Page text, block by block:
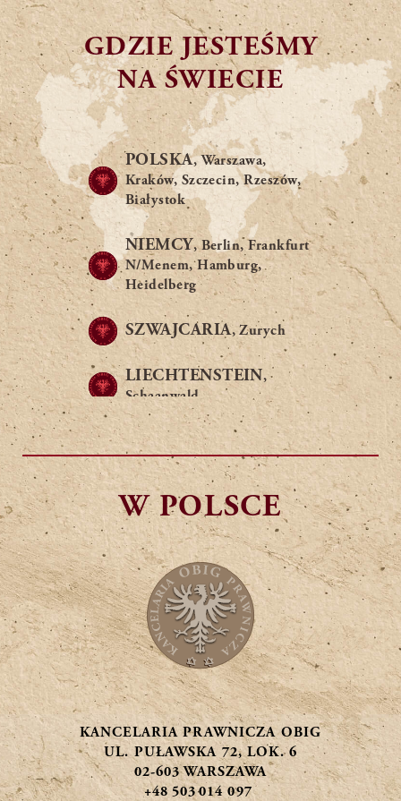
GDZIE JESTEŚMY
NA ŚWIECIE
POLSKA, Warszawa,
Kraków, Szczecin, Rzeszów,
Białystok
NIEMCY, Berlin, Frankfurt
N/Menem, Hamburg,
Heidelberg
SZWAJCARIA, Zurych
LIECHTENSTEIN,
Schaanwald
WĘGRY, Budapeszt
CZECHY , Praga
USA, New York, Waszyngton
CHINY, Pekin, Szanghaj,
Hongkong
LITWA , Wilno, Kowno
RUMUNIA, Bukareszt
HOLANDIA, Amsterdam
GRECJA, Ateny
W POLSCE
KANCELARIA PRAWNICZA OBIG
UL. PUŁAWSKA 72, LOK. 6
02-603 WARSZAWA
+48 503 014 097